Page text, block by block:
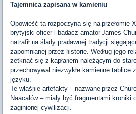
Tajemnica zapisana w kamieniu
Opowieść ta rozpoczyna się na przełomie
brytyjski oficer i badacz-amator James
natrafił na ślady pradawnej tradycji
zapomnianej przez historię. Według jego
zetknąć się z kapłanem należącym do
przechowywał niezwykłe kamienne tablice
języku.
Te właśnie artefakty – nazwane przez
Naacalów – miały być fragmentami kroniki
zaginionej cywilizacji.